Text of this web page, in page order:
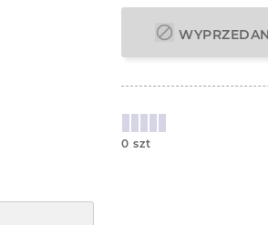

0 szt